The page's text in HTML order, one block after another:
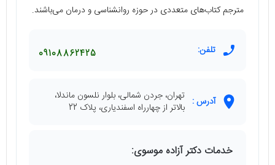
مترجم کتاب‌های متعددی در حوزه روانشناسی و درمان می‌باشند.
تلفن: 09108862425
آدرس : تهران، جردن شمالی، بلوار نلسون ماندلا،
بالاتر از چهارراه اسفندیاری، پلاک 22
خدمات دکتر آزاده موسوی: